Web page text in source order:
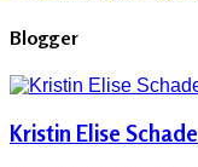
Blogger
Kristin Elise Schade